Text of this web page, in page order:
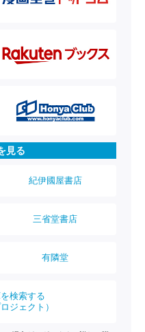
見る
紀伊國屋書店
三省堂書店
有隣堂
検索する
ジェクト）